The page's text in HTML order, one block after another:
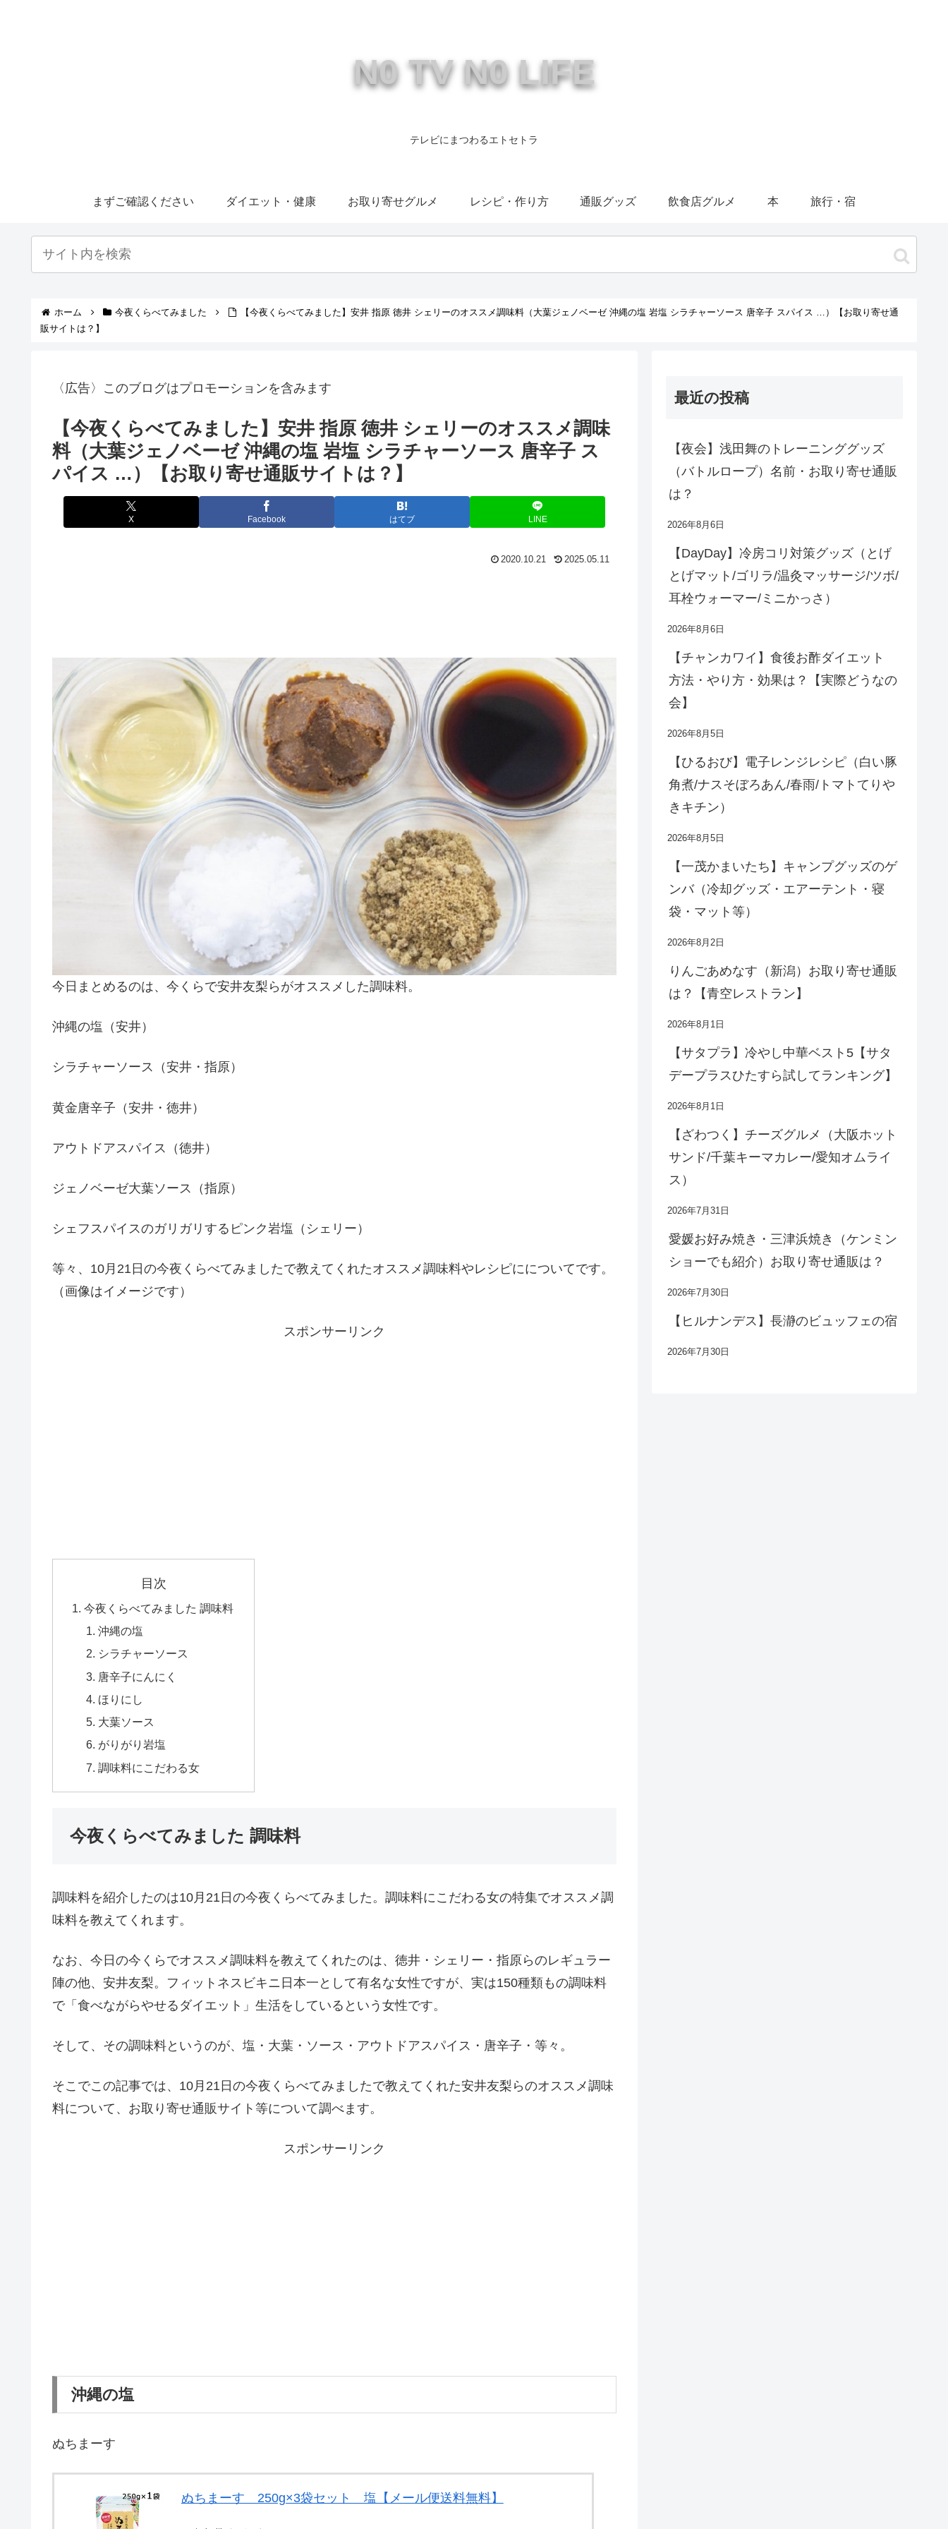
N0 TV N0 LIFE
テレビにまつわるエトセトラ
まずご確認ください ダイエット・健康 お取り寄せグルメ レシピ・作り方 通販グッズ 飲食店グルメ 本 旅行・宿
ホーム 今夜くらべてみました
【今夜くらべてみました】安井 指原 徳井 シェリーのオススメ調味料（大葉ジェノベーゼ 沖縄の塩 岩塩 シラチャーソース 唐辛子 スパイス …）【お取り寄せ通
販サイトは？】
〈広告〉このブログはプロモーションを含みます
【今夜くらべてみました】安井 指原 徳井 シェリーのオススメ調味
料（大葉ジェノベーゼ 沖縄の塩 岩塩 シラチャーソース 唐辛子 ス
パイス …）【お取り寄せ通販サイトは？】
X Facebook はてブ LINE
2020.10.21 2025.05.11
今日まとめるのは、今くらで安井友梨らがオススメした調味料。
沖縄の塩（安井）
シラチャーソース（安井・指原）
黄金唐辛子（安井・徳井）
アウトドアスパイス（徳井）
ジェノベーゼ大葉ソース（指原）
シェフスパイスのガリガリするピンク岩塩（シェリー）
等々、10月21日の今夜くらべてみましたで教えてくれたオススメ調味料やレシピにについてです。
（画像はイメージです）
スポンサーリンク
目次
今夜くらべてみました 調味料
沖縄の塩
シラチャーソース
唐辛子にんにく
ほりにし
大葉ソース
がりがり岩塩
調味料にこだわる女
今夜くらべてみました 調味料
調味料を紹介したのは10月21日の今夜くらべてみました。調味料にこだわる女の特集でオススメ調
味料を教えてくれます。
なお、今日の今くらでオススメ調味料を教えてくれたのは、徳井・シェリー・指原らのレギュラー
陣の他、安井友梨。フィットネスビキニ日本一として有名な女性ですが、実は150種類もの調味料
で「食べながらやせるダイエット」生活をしているという女性です。
そして、その調味料というのが、塩・大葉・ソース・アウトドアスパイス・唐辛子・等々。
そこでこの記事では、10月21日の今夜くらべてみましたで教えてくれた安井友梨らのオススメ調味
料について、お取り寄せ通販サイト等について調べます。
スポンサーリンク
沖縄の塩
ぬちまーす
ぬちまーす 250g×3袋セット 塩【メール便送料無料】
最近の投稿
【夜会】浅田舞のトレーニンググッズ
（バトルロープ）名前・お取り寄せ通販
は？
2026年8月6日
【DayDay】冷房コリ対策グッズ（とげ
とげマット/ゴリラ/温灸マッサージ/ツボ/
耳栓ウォーマー/ミニかっさ）
2026年8月6日
【チャンカワイ】食後お酢ダイエット
方法・やり方・効果は？【実際どうなの
会】
2026年8月5日
【ひるおび】電子レンジレシピ（白い豚
角煮/ナスそぼろあん/春雨/トマトてりや
きキチン）
2026年8月5日
【一茂かまいたち】キャンプグッズのゲ
ンバ（冷却グッズ・エアーテント・寝
袋・マット等）
2026年8月2日
りんごあめなす（新潟）お取り寄せ通販
は？【青空レストラン】
2026年8月1日
【サタプラ】冷やし中華ベスト5【サタ
デープラスひたすら試してランキング】
2026年8月1日
【ざわつく】チーズグルメ（大阪ホット
サンド/千葉キーマカレー/愛知オムライ
ス）
2026年7月31日
愛媛お好み焼き・三津浜焼き（ケンミン
ショーでも紹介）お取り寄せ通販は？
2026年7月30日
【ヒルナンデス】長瀞のビュッフェの宿
2026年7月30日